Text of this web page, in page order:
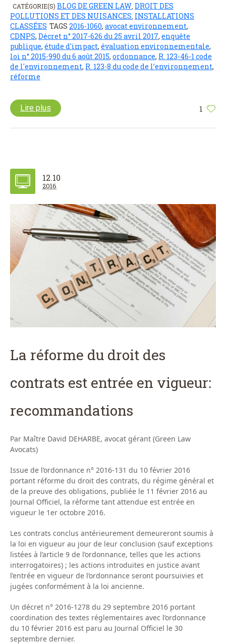
CATÉGORIE(S) BLOG DE GREEN LAW DROIT DES
POLLUTIONS ET DES NUISANCES INSTALLATIONS
CLASSÉES TAGS 2016-1060, avocat environnement,
CDNPS, Décret n° 2017-626 du 25 avril 2017, enquête
publique, étude d'impact, évaluation environnementale,
loi n° 2015-990 du 6 août 2015, ordonnance, R. 123-46-1 code
de l'environnement, R. 123-8 du code de l’environnement,
réforme
1
Lire plus
12.10
2016
La réforme du droit des
contrats est entrée en vigueur:
recommandations
Par Maître David DEHARBE, avocat gérant (Green Law
Avocats)
Issue de l’ordonnance n° 2016-131 du 10 février 2016
portant réforme du droit des contrats, du régime général et
de la preuve des obligations, publiée le 11 février 2016 au
Journal Officiel, la réforme tant attendue est entrée en
vigueur le 1er octobre 2016.
Les contrats conclus antérieurement demeureront soumis à
la loi en vigueur au jour de leur conclusion (sauf exceptions
listées à l’article 9 de l’ordonnance, telles que les actions
interrogatoires) ; les actions introduites en justice avant
l’entrée en vigueur de l’ordonnance seront poursuivies et
jugées conformément à la loi ancienne.
Un décret n° 2016-1278 du 29 septembre 2016 portant
coordination des textes réglementaires avec l’ordonnance
du 10 février 2016 est paru au Journal Officiel le 30
septembre dernier.